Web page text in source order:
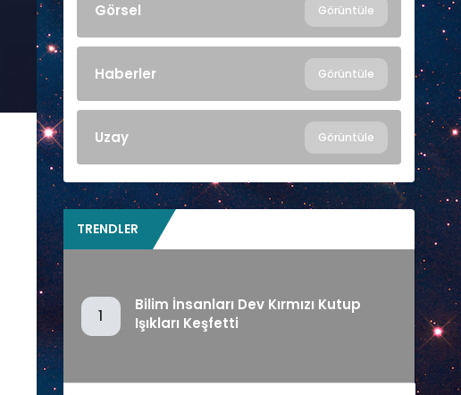
Görsel Görüntüle
Haberler Görüntüle
Uzay Görüntüle
TRENDLER
1
Bilim İnsanları Dev Kırmızı Kutup
Işıkları Keşfetti